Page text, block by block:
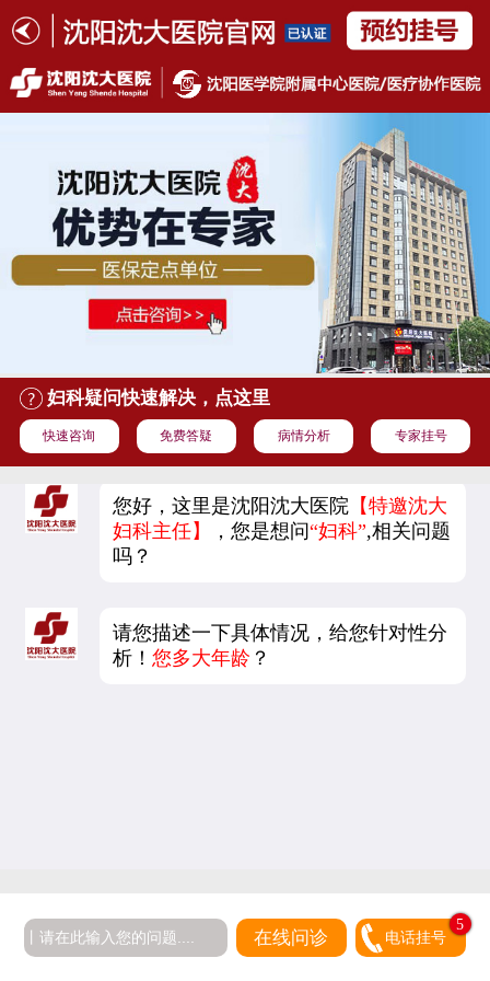
妇科疑问快速解决，点这里
快速咨询 免费答疑 病情分析 专家挂号
您好，这里是沈阳沈大医院 【特邀沈大
妇科主任】
，您是想问“妇科”,相关问题
吗？
请您描述一下具体情况，给您针对性分
析！您多大年龄 ？
在线问诊 电话挂号
5